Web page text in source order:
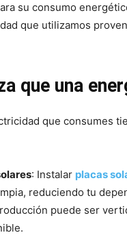
su consumo
que utilizamos
que una
que consumes
: Instalar placas
reduciendo tu
puede ser